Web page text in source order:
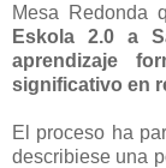
Mesa Redonda
Eskola 2.0 a
aprendizaje
significativo en
El proceso ha
describiese una